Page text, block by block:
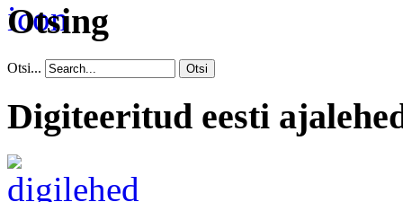
Otsing
Otsi... Otsi
Digiteeritud eesti